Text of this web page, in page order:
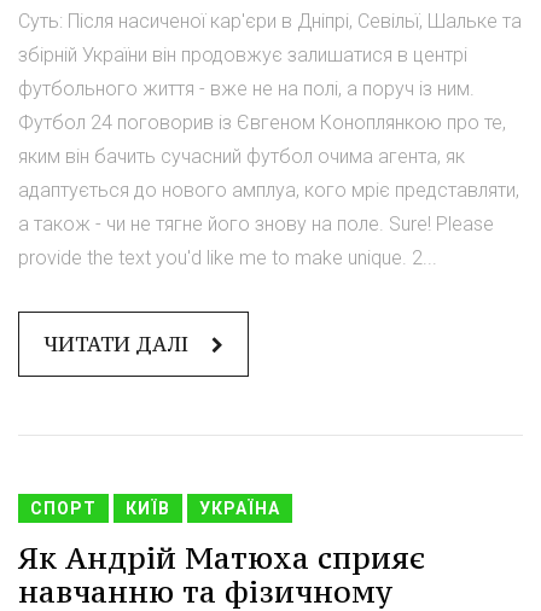
Суть: Після насиченої кар'єри в Дніпрі, Севільї, Шальке та
збірній України він продовжує залишатися в центрі
футбольного життя - вже не на полі, а поруч із ним.
Футбол 24 поговорив із Євгеном Коноплянкою про те,
яким він бачить сучасний футбол очима агента, як
адаптується до нового амплуа, кого мріє представляти,
а також - чи не тягне його знову на поле. Sure! Please
provide the text you'd like me to make unique. 2...
ЧИТАТИ ДАЛІ
СПОРТ КИЇВ УКРАЇНА
Як Андрій Матюха сприяє
навчанню та фізичному